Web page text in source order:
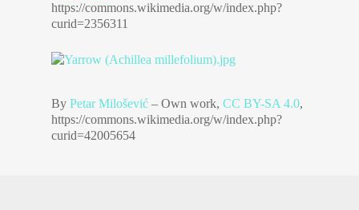
https://commons.wikimedia.org/w/index.php?
curid=2356311
ByPetar Milošević –Own work,CC BY-SA 4.0,
https://commons.wikimedia.org/w/index.php?
curid=42005654